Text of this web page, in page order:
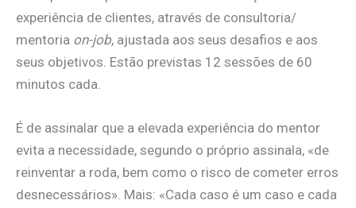
experiência de clientes, através de consultoria/
mentoria on-job, ajustada aos seus desafios e aos
seus objetivos. Estão previstas 12 sessões de 60
minutos cada.
É de assinalar que a elevada experiência do mentor
evita a necessidade, segundo o próprio assinala, «de
reinventar a roda, bem como o risco de cometer erros
desnecessários». Mais: «Cada caso é um caso e cada